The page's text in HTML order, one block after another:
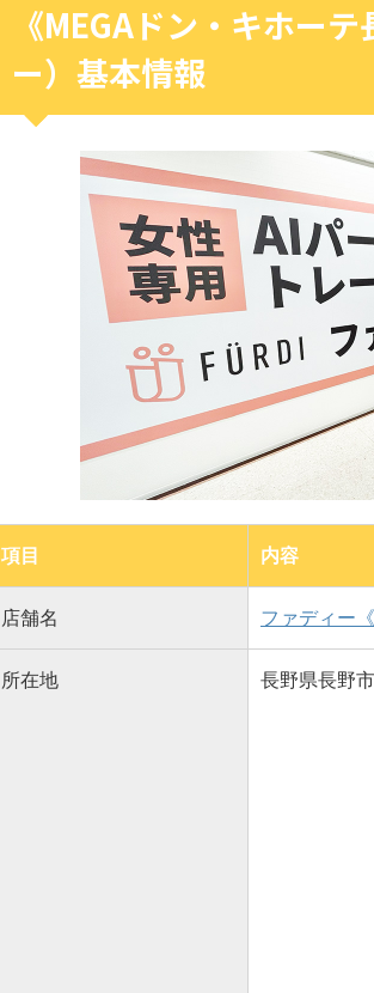
《MEGAドン・キホー
ー）基本情報
項目 内容
店舗名 ファディー
所在地 長野県長野